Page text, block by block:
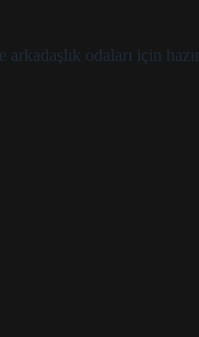
odaları için